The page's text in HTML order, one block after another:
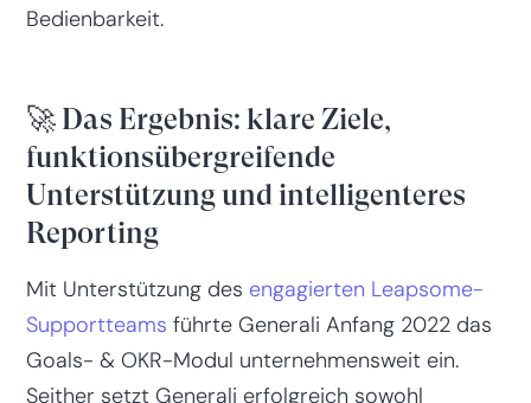
Bedienbarkeit.
🚀 Das Ergebnis: klare Ziele,
funktionsübergreifende
Unterstützung und intelligenteres
Reporting
Mit Unterstützung des engagierten Leapsome-
Supportteams führte Generali Anfang 2022 das
Goals- & OKR-Modul unternehmensweit ein.
Seither setzt Generali erfolgreich sowohl